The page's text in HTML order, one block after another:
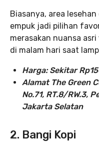
Biasanya, area
empuk jadi pilihan
merasakan nuansa
di malam hari saat
Harga: Sekitar
Alamat The Green
No.71, RT.8/RW.3,
Jakarta Selatan
2. Bangi Kopi